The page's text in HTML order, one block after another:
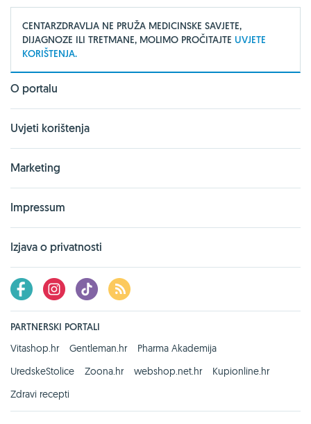
CENTARZDRAVLJA NE PRUŽA MEDICINSKE SAVJETE,
DIJAGNOZE ILI TRETMANE, MOLIMO PROČITAJTE UVJETE
KORIŠTENJA.
O portalu
Uvjeti korištenja
Marketing
Impressum
Izjava o privatnosti
PARTNERSKI PORTALI
Vitashop.hr
Gentleman.hr
Pharma Akademija
UredskeStolice
Zoona.hr webshop.net.hr
Kupionline.hr
Zdravi recepti